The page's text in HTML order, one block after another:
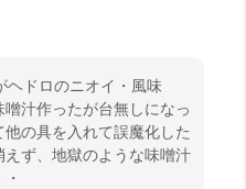
ヘドロのニオイ・風味
汁作ったが台無しになっ
の具を入れて誤魔化した
ず、地獄のような味噌汁